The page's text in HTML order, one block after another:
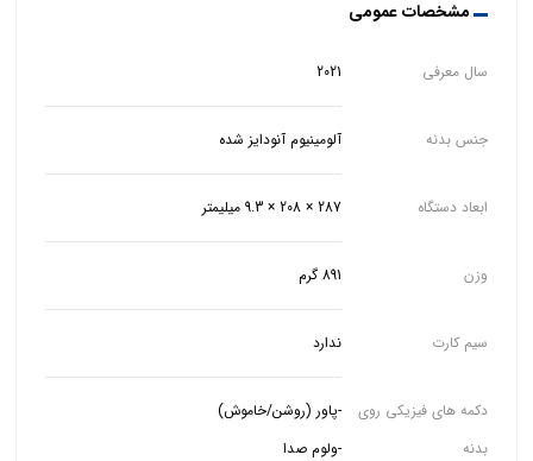
مشخصات عمومی
سال معرفی 2021
جنس بدنه آلومینیوم آنودایز شده
ابعاد دستگاه 287 × 208 × 9.3 میلیمتر
وزن 891 گرم
سیم کارت ندارد
دکمه های فیزیکی روی
بدنه
-پاور (روشن/خاموش)
-ولوم صدا